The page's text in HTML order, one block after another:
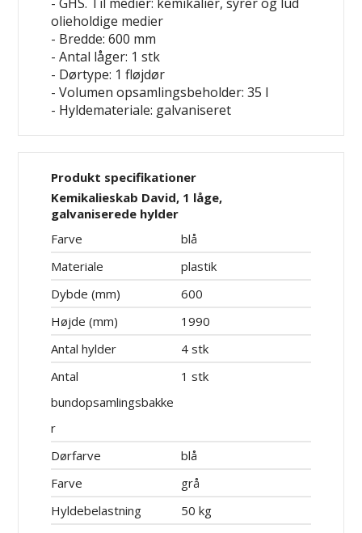
olieholdige medier
- Bredde: 600 mm
- Antal låger: 1 stk
- Dørtype: 1 fløjdør
- Volumen opsamlingsbeholder: 35 l
- Hyldemateriale: galvaniseret
Produkt specifikationer
Kemikalieskab David, 1 låge,
galvaniserede hylder
Farve
blå
Materiale
plastik
Dybde (mm)
600
Højde (mm)
1990
Antal hylder
4 stk
Antal
bundopsamlingsbakke
r
1 stk
Dørfarve
blå
Farve
grå
Hyldebelastning
50 kg